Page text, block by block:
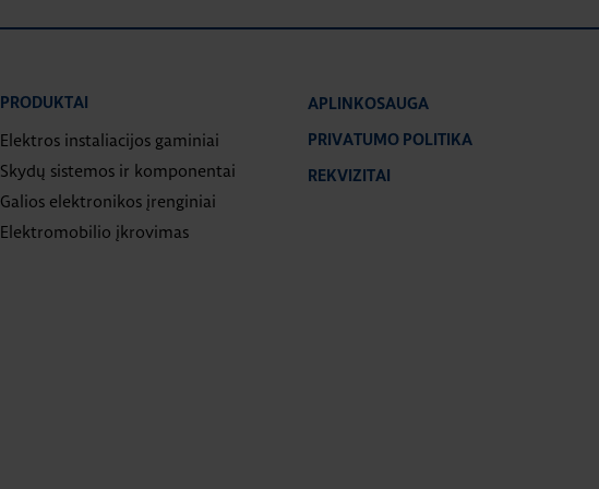
PRODUKTAI
Elektros instaliacijos gaminiai
Skydų sistemos ir komponentai
Galios elektronikos įrenginiai
Elektromobilio įkrovimas
APLINKOSAUGA
PRIVATUMO POLITIKA
REKVIZITAI